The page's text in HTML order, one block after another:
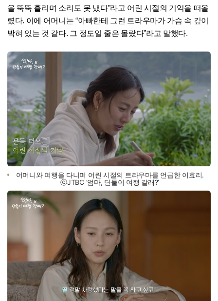
을 뚝뚝 흘리며 소리도 못 냈다”라고 어린 시절의 기억을 떠올
렸다. 이에 어머니는 “아빠한테 그런 트라우마가 가슴 속 깊이
박혀 있는 것 같다. 그 정도일 줄은 몰랐다”라고 말했다.
어머니와 여행을 다니며 어린 시절의 트라우마를 언급한 이효리.
ⓒJTBC ‘엄마, 단둘이 여행 갈래?’